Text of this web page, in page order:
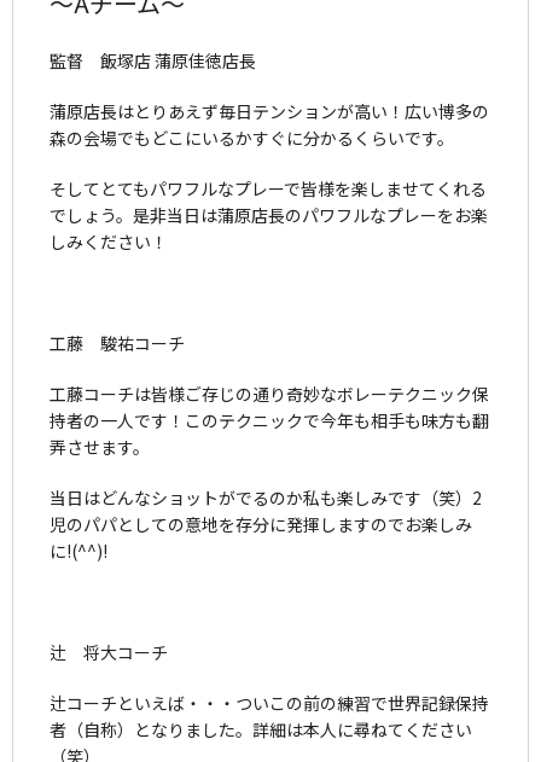
監督 飯塚店 蒲原佳徳店長
蒲原店長はとりあえず毎日テンションが高い！広い博多の
森の会場でもどこにいるかすぐに分かるくらいです。
そしてとてもパワフルなプレーで皆様を楽しませてくれる
でしょう。是非当日は蒲原店長のパワフルなプレーをお楽
しみください！
工藤 駿祐コーチ
工藤コーチは皆様ご存じの通り奇妙なボレーテクニック保
持者の一人です！このテクニックで今年も相手も味方も翻
弄させます。
当日はどんなショットがでるのか私も楽しみです（笑）2
児のパパとしての意地を存分に発揮しますのでお楽しみ
に!(^^)!
辻 将大コーチ
辻コーチといえば・・・ついこの前の練習で世界記録保持
者（自称）となりました。詳細は本人に尋ねてください
（笑）